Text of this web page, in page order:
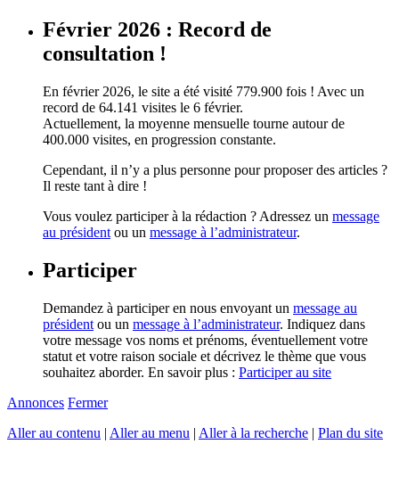
Février 2026 : Record de
consultation !
En février 2026, le site a été visité 779.900 fois ! Avec un
record de 64.141 visites le 6 février.
Actuellement, la moyenne mensuelle tourne autour de
400.000 visites, en progression constante.
Cependant, il n’y a plus personne pour proposer des articles ?
Il reste tant à dire !
Vous voulez participer à la rédaction ? Adressez un message
au président ou un message à l’administrateur.
Participer
Demandez à participer en nous envoyant un message au
président ou un message à l’administrateur. Indiquez dans
votre message vos noms et prénoms, éventuellement votre
statut et votre raison sociale et décrivez le thème que vous
souhaitez aborder. En savoir plus : Participer au site
Annonces Fermer
Aller au contenu | Aller au menu | Aller à la recherche | Plan du site